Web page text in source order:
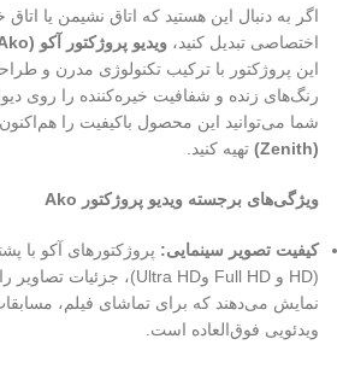
اگر به دنبال این هستید که اتاق نشیمن یا
اختصاصی تبدیل کنید، ویدیو پروژکتور آکو (Ako)
این پروژکتور با ترکیب تکنولوژی مدرن و
رنگ‌های زنده و شفافیت خیره‌کننده را روی
شما می‌توانید این محصول باکیفیت را هم‌اکنون
(Zenith)
تهیه کنید.
ویژگی‌های برجسته ویدیو پروژکتور Ako
کیفیت تصویر سینمایی: پروژکتورهای آکو با
نمایش می‌دهند که برای تماشای فیلم،
ویدئویی فوق‌العاده است.